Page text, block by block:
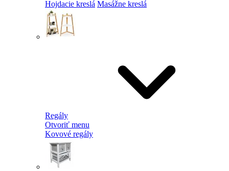
Hojdacie kreslá Masážne kreslá
Regály
Otvoriť menu
Kovové regály